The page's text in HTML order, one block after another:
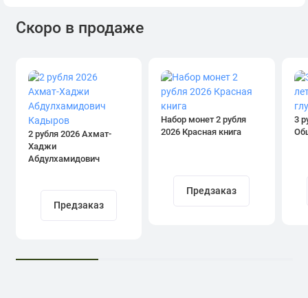
Скоро в продаже
2 рубля 2026 Ахмат-
Хаджи
Абдулхамидович
Предзаказ
Набор монет 2 рубля
2026 Красная книга
Предзаказ
3